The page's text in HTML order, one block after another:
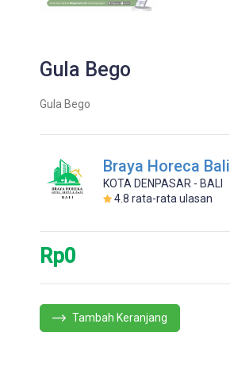
Gula Bego
Gula Bego
Braya Horeca Bali
KOTA DENPASAR - BALI
4.8 rata-rata ulasan
Rp0
Tambah Keranjang